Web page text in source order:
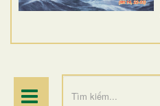
ĐIỂM HÀNH HƯƠNG